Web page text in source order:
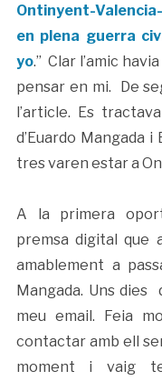
Ontinyent-
en plena guerra
yo.” Clar l’amic
pensar en mi. De
l’article. Es
d’Euardo Mangada
tres varen estar a
A la primera
premsa digital que
amablement a
Mangada. Uns dies
meu email. Feia
contactar amb ell
moment i vaig